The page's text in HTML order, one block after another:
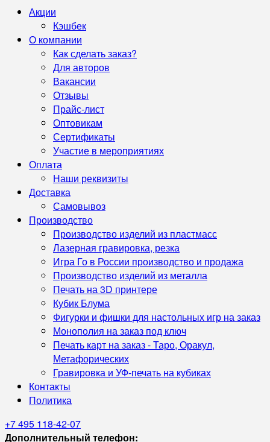
Акции
Кэшбек
О компании
Как сделать заказ?
Для авторов
Вакансии
Отзывы
Прайс-лист
Оптовикам
Сертификаты
Участие в мероприятиях
Оплата
Наши реквизиты
Доставка
Самовывоз
Производство
Производство изделий из пластмасс
Лазерная гравировка, резка
Игра Го в России производство и продажа
Производство изделий из металла
Печать на 3D принтере
Кубик Блума
Фигурки и фишки для настольных игр на заказ
Монополия на заказ под ключ
Печать карт на заказ - Таро, Оракул,
Метафорических
Гравировка и УФ‑печать на кубиках
Контакты
Политика
+7 495 118-42-07
Дополнительный телефон: